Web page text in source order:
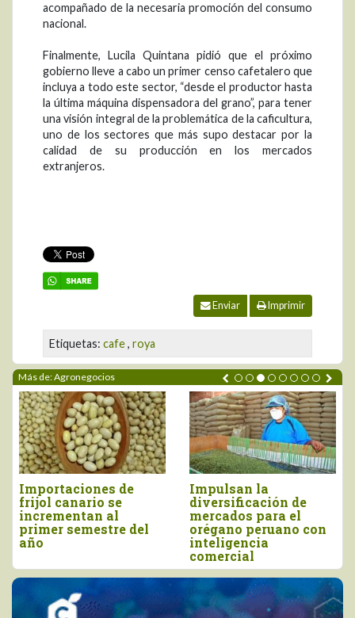
acompañado de la necesaria promoción del consumo
nacional.
Finalmente, Lucila Quintana pidió que el próximo
gobierno lleve a cabo un primer censo cafetalero que
incluya a todo este sector, “desde el productor hasta
la última máquina dispensadora del grano”, para tener
una visión integral de la problemática de la caficultura,
uno de los sectores que más supo destacar por la
calidad de su producción en los mercados
extranjeros.
Enviar Imprimir
Etiquetas: cafe, roya
Más de: Agronegocios
de
se
al
semestre del
Impulsan la
diversificación de
mercados para el
orégano peruano con
inteligencia
comercial
y junio